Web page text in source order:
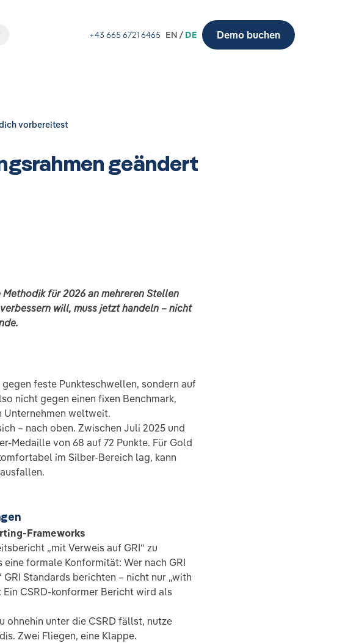
+43 665 6721 6465 EN / DE Demo buchen
vorbereitest
geändert
für 2026 an mehreren Stellen
will, muss jetzt handeln – nicht
feste Punkteschwellen, sondern auf
nicht gegen einen fixen Benchmark,
Unternehmen weltweit.
– nach oben. Zwischen Juli 2025 und
Medaille von 68 auf 72 Punkte. Für Gold
im Silber-Bereich lag, kann
Frameworks
„mit Verweis auf GRI“ zu
formale Konformität: Wer nach GRI
Standards berichten – nicht nur „with
CSRD-konformer Bericht wird als
ohnehin unter die CSRD fällst, nutze
Zwei Fliegen, eine Klappe.